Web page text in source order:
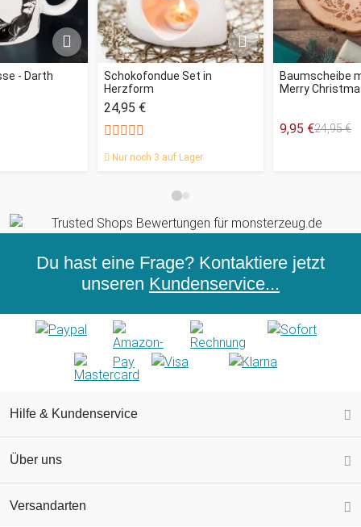
- Darth
Schokofondue Set in
Herzform
24,95 €
Nur noch 3 auf Lager
Baumscheibe
Merry
9,95 €24,95 €
Du hast eine Frage? Kontaktiere jetzt
unseren Kundenservice...
Hilfe & Kundenservice
Über uns
Versandarten